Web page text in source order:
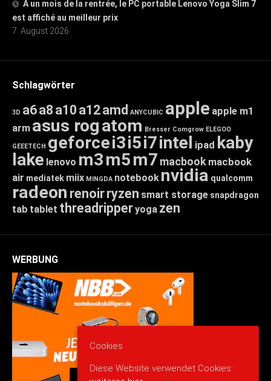
À un mois de la rentrée, le PC portable Lenovo Yoga Slim 7
est affiché au meilleur prix
7. August 2026
Schlagwörter
3D a6a8 a10 a12amd ANYCUBIC apple apple m1
arm asus rogatom Bresser Comgrow ELEGOO
GEEETECH geforcei3i5i7intel ipad kaby
lake lenovo m3m5m7 macbook macbook
air mediatek miix MINGDA notebook nvidia qualcomm
radeon renoirryzen smart storage snapdragon
tab tablet threadripperyoga zen
WERBUNG
Cookies
Diese Website verwendet Cookies: